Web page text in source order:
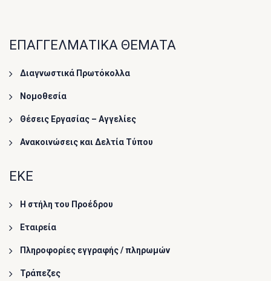
ΕΠΑΓΓΕΛΜΑΤΙΚΑ ΘΕΜΑΤΑ
Διαγνωστικά Πρωτόκολλα
Νομοθεσία
Θέσεις Εργασίας – Αγγελίες
Ανακοινώσεις και Δελτία Τύπου
ΕΚΕ
Η στήλη του Προέδρου
Εταιρεία
Πληροφορίες εγγραφής / πληρωμών
Τράπεζες